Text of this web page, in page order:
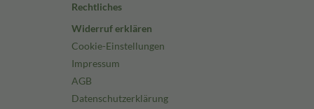
Rechtliches
Widerruf erklären
Cookie-Einstellungen
Impressum
AGB
Datenschutzerklärung